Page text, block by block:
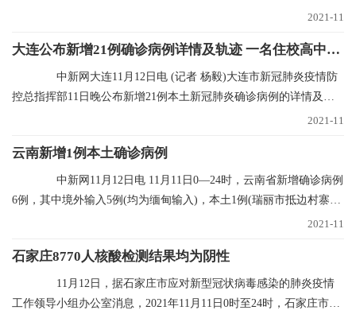
2021-11
大连公布新增21例确诊病例详情及轨迹 一名住校高中生确诊
中新网大连11月12日电 (记者 杨毅)大连市新冠肺炎疫情防
控总指挥部11日晚公布新增21例本土新冠肺炎确诊病例的详情及行
2021-11
云南新增1例本土确诊病例
中新网11月12日电 11月11日0—24时，云南省新增确诊病例
6例，其中境外输入5例(均为缅甸输入)，本土1例(瑞丽市抵边村寨重
2021-11
石家庄8770人核酸检测结果均为阴性
11月12日，据石家庄市应对新型冠状病毒感染的肺炎疫情
工作领导小组办公室消息，2021年11月11日0时至24时，石家庄市对